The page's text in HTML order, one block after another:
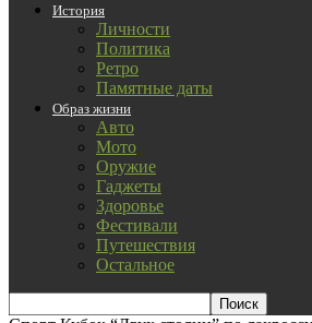
История
Личности
Политика
Ретро
Памятные даты
Образ жизни
Авто
Мото
Оружие
Гаджеты
Здоровье
Фестивали
Путешествия
Остальное